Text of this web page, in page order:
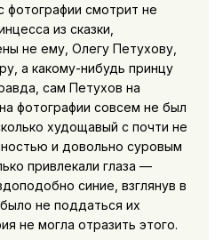
фотографии смотрит не
из сказки,
не ему, Олегу Петухову,
а какому-нибудь принцу
сам Петухов на
фотографии совсем не был
худощавый с почти не
и довольно суровым
привлекали глаза —
синие, взглянув в
не поддаться их
не могла отразить этого.